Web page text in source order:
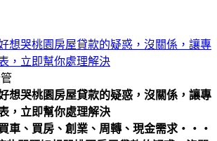
想哭桃園房屋貸款的疑惑，沒關係，讓專
，立即幫你處理解決
想哭桃園房屋貸款的疑惑，沒關係，讓專
，立即幫你處理解決
車、買房、創業、周轉、現金需求‧‧‧